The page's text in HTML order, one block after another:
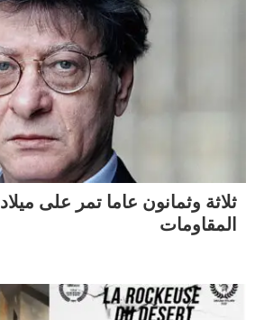
ثلاثة وثمانون عاما تمر على
المقاومات